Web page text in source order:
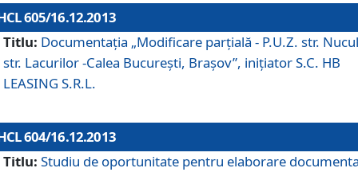
605/16.12.2013
Titlu: Documentaţia „Modificare parţială - P.U.Z. str.
str. Lacurilor -Calea Bucureşti, Braşov”, iniţiator S.C. HB
LEASING S.R.L.
604/16.12.2013
Titlu: Studiu de oportunitate pentru elaborare